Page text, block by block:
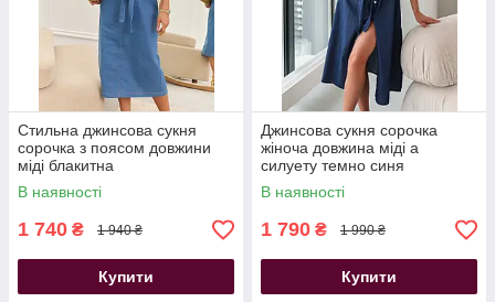
Стильна джинсова сукня
сорочка з поясом довжини
міді блакитна
В наявності
1 740 ₴ 1 940 ₴
Купити
Джинсова сукня сорочка
жіноча довжина міді а
силуету темно синя
В наявності
1 790 ₴ 1 990 ₴
Купити